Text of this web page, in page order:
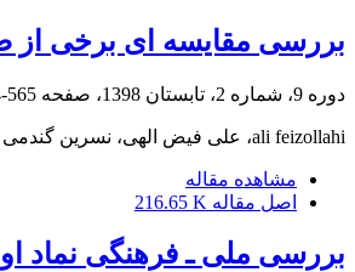
بررسی مقایسه ای برخی از
دوره 9، شماره 2، تابستان 1398، صفحه 565-584
ali feizollahi، علی فیض الهی، نسرین گندمی
مشاهده مقاله
اصل مقاله 216.65 K
بررسی ملی ـ فرهنگی نماد